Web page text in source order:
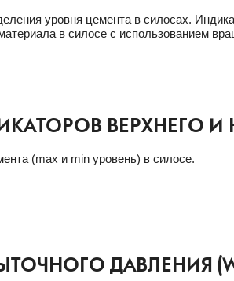
уровня цемента в силосах.
в силосе с использованием
ВЕРХНЕГО
(max и min уровень) в силосе.
ДАВЛЕНИЯ